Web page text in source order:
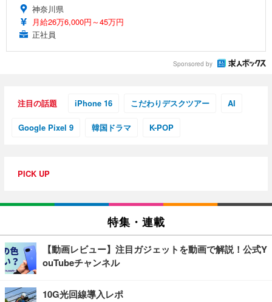
神奈川県
月給26万6,000円～45万円
正社員
Sponsored by
注目の話題 iPhone 16 こだわりデスクツアー AI
Google Pixel 9 韓国ドラマ K-POP
PICK UP
特集・連載
【動画レビュー】注目ガジェットを動画で解説！公式Y
ouTubeチャンネル
10G光回線導入レポ